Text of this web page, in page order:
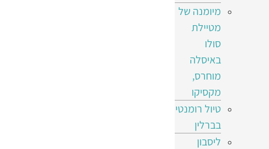
מיומנה של
מטיילת
סולו
באיסלה
מוחרס,
מקסיקו
טיול רומנטי
בברלין
ליסבון